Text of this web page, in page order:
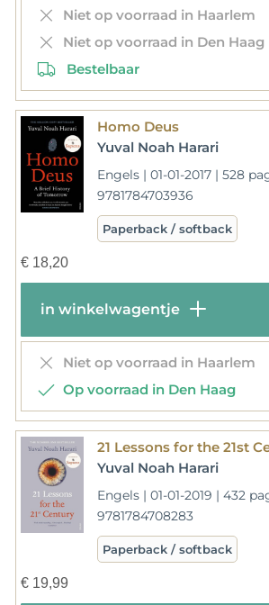
Niet op voorraad in Haarlem
Niet op voorraad in Den Haag
Bestelbaar
Homo Deus
Yuval Noah Harari
Engels | 01-01-2017 | 528
9781784703936
Paperback / softback
€18,20
in winkelwagentje
Niet op voorraad in Haarlem
Op voorraad in Den Haag
21 Lessons for the 21st
Yuval Noah Harari
Engels | 01-01-2019 | 432
9781784708283
Paperback / softback
€19,99